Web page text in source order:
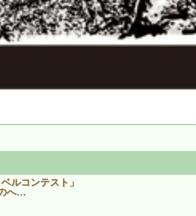
ルコンテスト」
へ…